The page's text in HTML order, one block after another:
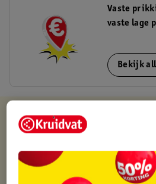
Vaste
vaste lage
Bekijk
Kruidvat is altijd
Op werkdagen voor 22:00 uur
Gratis thuisbezorgd vanaf 50.00